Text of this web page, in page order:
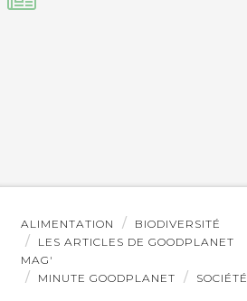
ALIMENTATION
BIODIVERSITÉ
LES ARTICLES DE GOODPLANET
MAG'
MINUTE GOODPLANET
SOCIÉTÉ
Lire
l'article